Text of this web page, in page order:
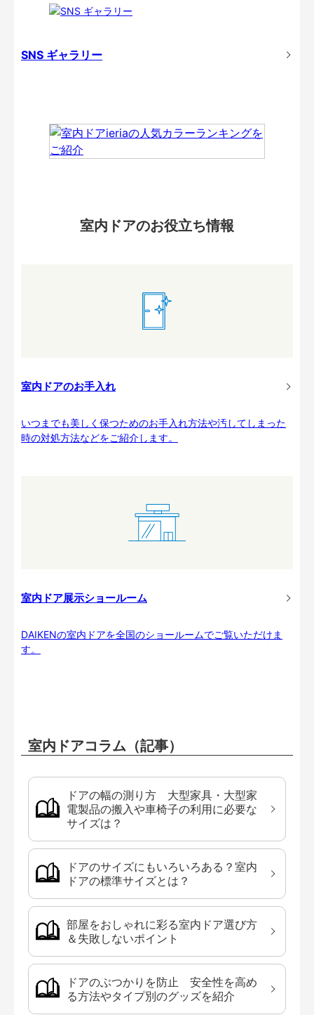
SNS ギャラリー
室内ドアのお役立ち情報
室内ドアのお手入れ
いつまでも美しく保つためのお手入れ方法や汚してしまった
時の対処方法などをご紹介します。
室内ドア展示ショールーム
DAIKENの室内ドアを全国のショールームでご覧いただけま
す。
室内ドアコラム（記事）
ドアの幅の測り方 大型家具・大型家
電製品の搬入や車椅子の利用に必要な
サイズは？
ドアのサイズにもいろいろある？室内
ドアの標準サイズとは？
部屋をおしゃれに彩る室内ドア選び方
＆失敗しないポイント
ドアのぶつかりを防止 安全性を高め
る方法やタイプ別のグッズを紹介